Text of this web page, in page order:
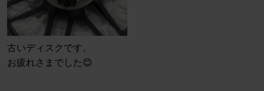
古いディスクです。
お疲れさまでした😊